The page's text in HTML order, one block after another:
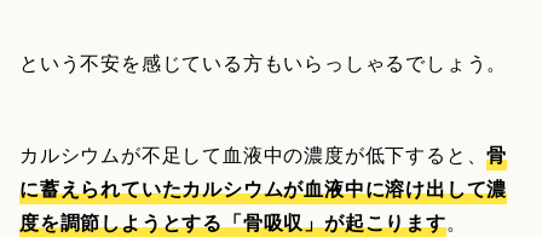
という不安を感じている方もいらっしゃるでしょう。
カルシウムが不足して血液中の濃度が低下すると、骨
に蓄えられていたカルシウムが血液中に溶け出して濃
度を調節しようとする「骨吸収」が起こります。